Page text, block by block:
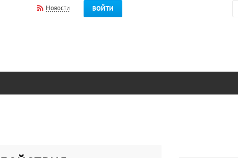
Новости ВОЙТИ